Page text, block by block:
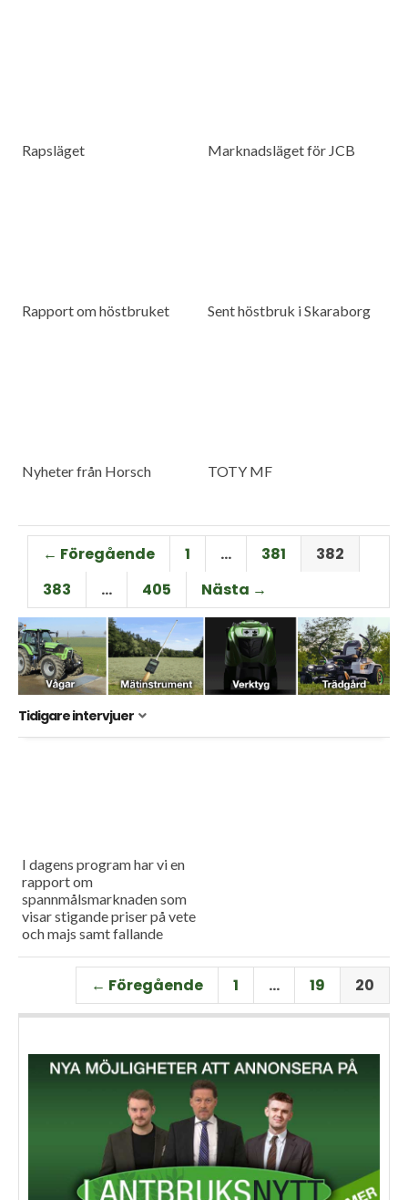
Rapsläget Marknadsläget för JCB
Rapport om höstbruket Sent höstbruk i Skaraborg
Nyheter från Horsch TOTY MF
← Föregående 1 … 381
382
383
… 405 Nästa →
Tidigare intervjuer
I dagens program har vi en
rapport om
spannmålsmarknaden som
visar stigande priser på vete
och majs samt fallande
premiär för vårt
måndagsprogram med en
längre intervju med Erik
Stjerndahl vd för HIR Skåne,
fältdagar.
← Föregående 1 … 19 20